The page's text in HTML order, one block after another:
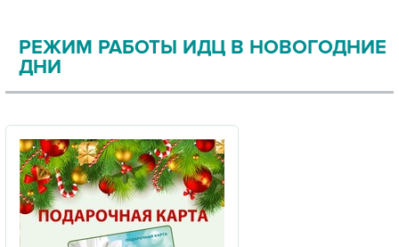
ПРАВОВАЯ ИНФОРМАЦИЯ
РЕЖИМ РАБОТЫ ИДЦ В НОВОГОДНИЕ
ДНИ